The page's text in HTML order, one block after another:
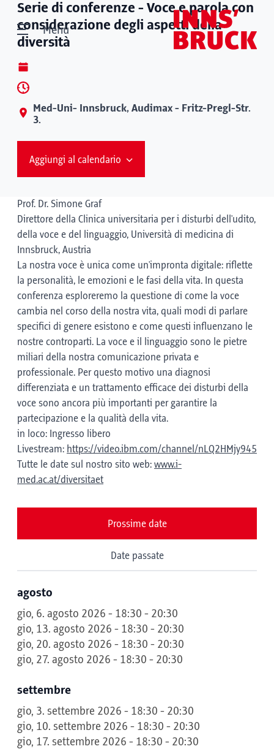
Menù
Serie di conferenze - Voce e parola con
considerazione degli aspetti della
diversità
Med-Uni- Innsbruck, Audimax - Fritz-Pregl-Str.
3.
Aggiungi al calendario
Prof. Dr. Simone Graf
Direttore della Clinica universitaria per i disturbi dell'udito,
della voce e del linguaggio, Università di medicina di
Innsbruck, Austria
La nostra voce è unica come un'impronta digitale: riflette
la personalità, le emozioni e le fasi della vita. In questa
conferenza esploreremo la questione di come la voce
cambia nel corso della nostra vita, quali modi di parlare
specifici di genere esistono e come questi influenzano le
nostre controparti. La voce e il linguaggio sono le pietre
miliari della nostra comunicazione privata e
professionale. Per questo motivo una diagnosi
differenziata e un trattamento efficace dei disturbi della
voce sono ancora più importanti per garantire la
partecipazione e la qualità della vita.
in loco: Ingresso libero
Livestream: https://video.ibm.com/channel/nLQ2HMjy945
Tutte le date sul nostro sito web: www.i-
med.ac.at/diversitaet
Prossime date
Date passate
agosto
gio, 6. agosto 2026 - 18:30 - 20:30
gio, 13. agosto 2026 - 18:30 - 20:30
gio, 20. agosto 2026 - 18:30 - 20:30
gio, 27. agosto 2026 - 18:30 - 20:30
settembre
gio, 3. settembre 2026 - 18:30 - 20:30
gio, 10. settembre 2026 - 18:30 - 20:30
gio, 17. settembre 2026 - 18:30 - 20:30